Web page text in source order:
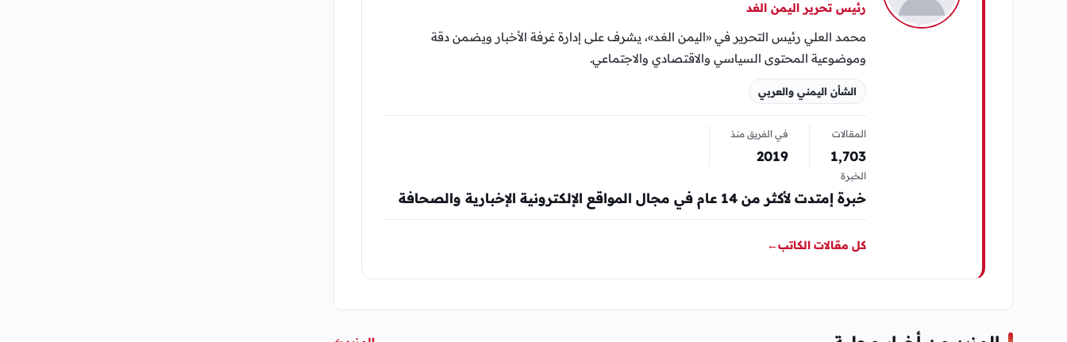
رئيس تحرير اليمن الغد
محمد العلي رئيس التحرير في «اليمن الغد»، يشرف على إدارة غرفة الأخبار ويضمن دقة
وموضوعية المحتوى السياسي والاقتصادي والاجتماعي.
الشأن اليمني والعربي
المقالات
1٬703
في الفريق منذ
2019
الخبرة
خبرة إمتدت لأكثر من 14 عام في مجال المواقع الإلكترونية الإخبارية والصحافة
كل مقالات الكاتب←